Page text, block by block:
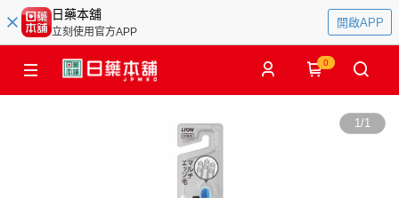
日藥本舖
立刻使用官方APP
開啟APP
0
1/1